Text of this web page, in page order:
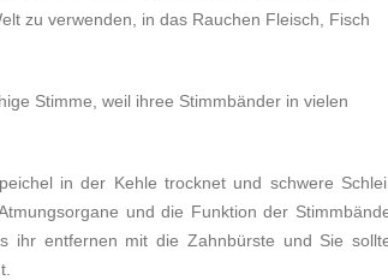
zu verwenden, in das Rauchen Fleisch, Fisch
Stimme, weil ihree Stimmbänder in vielen
in der Kehle trocknet und schwere
und die Funktion der
ihr entfernen mit die Zahnbürste und Sie